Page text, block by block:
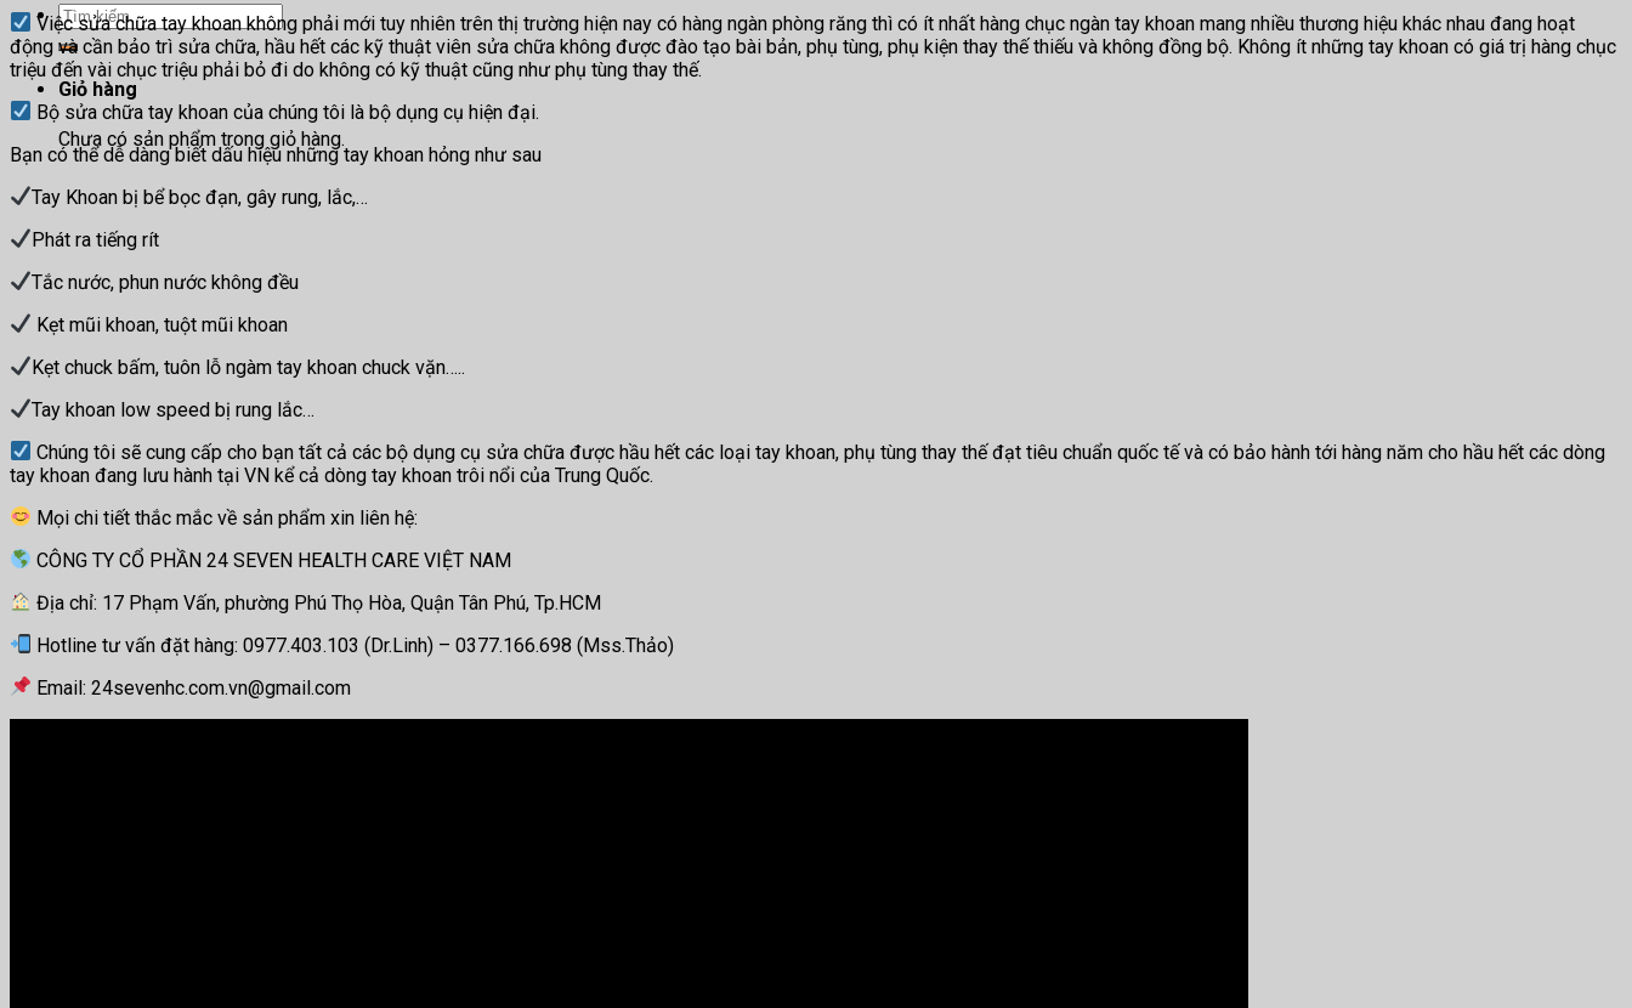
Tìm
kiếm:
Giỏ hàng
Chưa có sản phẩm trong giỏ hàng.
Việc sửa chữa tay khoan không phải mới tuy nhiên trên thị trường hiện nay có hàng ngàn phòng răng thì có ít nhất hàng chục ngàn tay khoan mang nhiều thương hiệu khác nhau đang hoạt
động và cần bảo trì sửa chữa, hầu hết các kỹ thuật viên sửa chữa không được đào tạo bài bản, phụ tùng, phụ kiện thay thế thiếu và không đồng bộ. Không ít những tay khoan có giá trị hàng chục
triệu đến vài chục triệu phải bỏ đi do không có kỹ thuật cũng như phụ tùng thay thế.
Bộ sửa chữa tay khoan của chúng tôi là bộ dụng cụ hiện đại.
Bạn có thể dễ dàng biết dấu hiệu những tay khoan hỏng như sau
Tay Khoan bị bể bọc đạn, gây rung, lắc,…
Phát ra tiếng rít
Tắc nước, phun nước không đều
Kẹt mũi khoan, tuột mũi khoan
Kẹt chuck bấm, tuôn lỗ ngàm tay khoan chuck vặn…..
Tay khoan low speed bị rung lắc…
Chúng tôi sẽ cung cấp cho bạn tất cả các bộ dụng cụ sửa chữa được hầu hết các loại tay khoan, phụ tùng thay thế đạt tiêu chuẩn quốc tế và có bảo hành tới hàng năm cho hầu hết các dòng
tay khoan đang lưu hành tại VN kể cả dòng tay khoan trôi nổi của Trung Quốc.
Mọi chi tiết thắc mắc về sản phẩm xin liên hệ:
CÔNG TY CỔ PHẦN 24 SEVEN HEALTH CARE VIỆT NAM
Địa chỉ: 17 Phạm Vấn, phường Phú Thọ Hòa, Quận Tân Phú, Tp.HCM
Hotline tư vấn đặt hàng: 0977.403.103 (Dr.Linh) – 0377.166.698 (Mss.Thảo)
Email: 24sevenhc.com.vn@gmail.com